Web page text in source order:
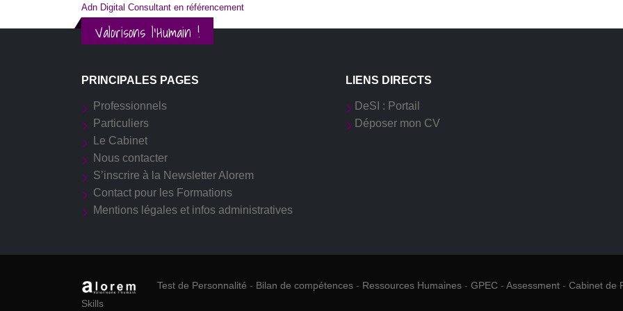
Adn Digital Consultant en référencement
Valorisons l'Humain !
PRINCIPALES PAGES
Professionnels
Particuliers
Le Cabinet
Nous contacter
S’inscrire à la Newsletter Alorem
Contact pour les Formations
Mentions légales et infos administratives
LIENS DIRECTS
DeSI : Portail
Déposer mon CV
Test de Personnalité - Bilan de compétences - Ressources Humaines - GPEC - Assessment - Cabinet de
Skills